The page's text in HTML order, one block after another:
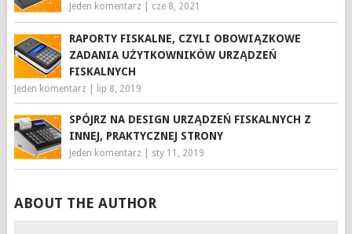
Jeden komentarz cze 8, 2021
RAPORTY FISKALNE, CZYLI OBOWIĄZKOWE
ZADANIA UŻYTKOWNIKÓW URZĄDZEŃ
FISKALNYCH
Jeden komentarz lip 8, 2019
SPÓJRZ NA DESIGN URZĄDZEŃ FISKALNYCH Z
INNEJ, PRAKTYCZNEJ STRONY
Jeden komentarz sty 11, 2019
ABOUT THE AUTHOR